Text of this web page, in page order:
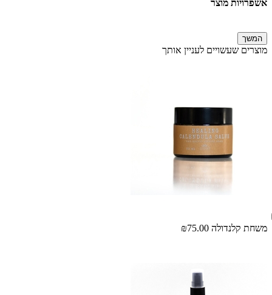
אשפרויות מוצר
המשך
מוצרים שעשויים לעניין אותך
משחת קלנדולה ₪75.00